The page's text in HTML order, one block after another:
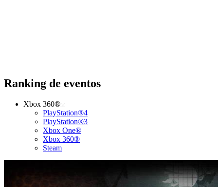
Ranking de eventos
Xbox 360®
PlayStation®4
PlayStation®3
Xbox One®
Xbox 360®
Steam